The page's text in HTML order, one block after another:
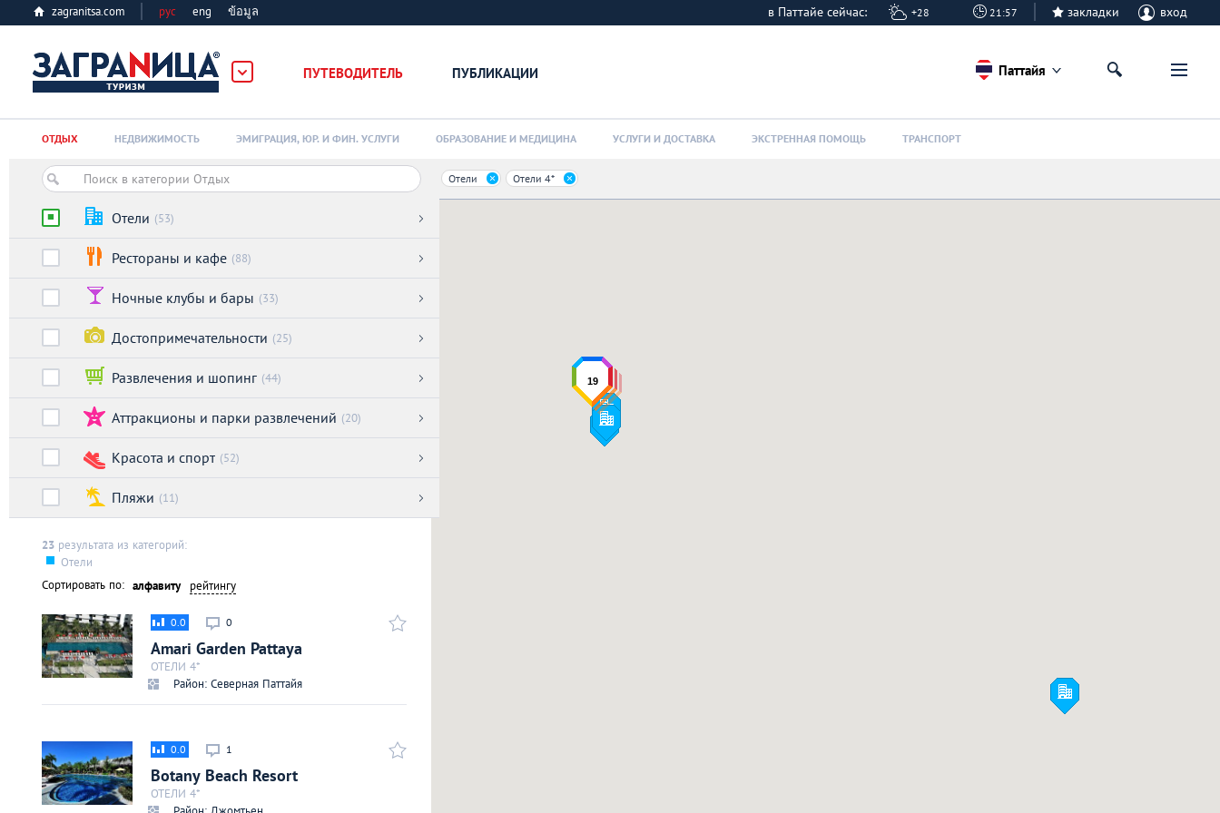
zagranitsa.com рус eng ข้อมูล в Паттайе сейчас: +28 21:57 закладки вход
ПУТЕВОДИТЕЛЬ ПУБЛИКАЦИИ
Алматы
Киев
Лондон
Лос-Анджелес
Париж
Паттайя
Санкт-Петербург
Паттайя
ОТДЫХ НЕДВИЖИМОСТЬ ЭМИГРАЦИЯ, ЮР. И ФИН. УСЛУГИ ОБРАЗОВАНИЕ И МЕДИЦИНА УСЛУГИ И ДОСТАВКА ЭКСТРЕННАЯ ПОМОЩЬ ТРАНСПОРТ
Отели (53)
Рестораны и кафе (88)
Ночные клубы и бары (33)
Достопримечательности (25)
Развлечения и шопинг (44)
Аттракционы и парки развлечений (20)
Красота и спорт (52)
Пляжи (11)
23 результата из категорий:
Отели
Сортировать по: алфавиту рейтингу
0
0.0
Amari Garden Pattaya
ОТЕЛИ 4*
Район: Северная Паттайя
1
0.0
Botany Beach Resort
ОТЕЛИ 4*
Отели Отели 4*
19